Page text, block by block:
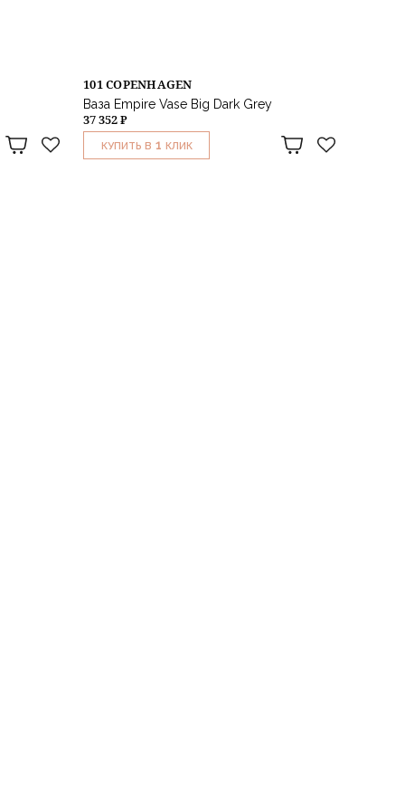
101 COPENHAGEN
Ваза Empire Vase Big Dark Grey
37 352 ₽
КУПИТЬ В 1 КЛИК